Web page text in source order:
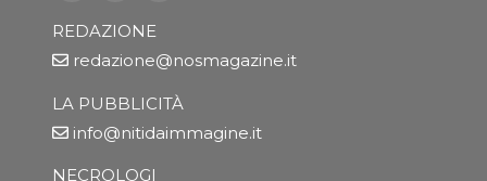
REDAZIONE
redazione@nosmagazine.it
LA PUBBLICITÀ
info@nitidaimmagine.it
NECROLOGI